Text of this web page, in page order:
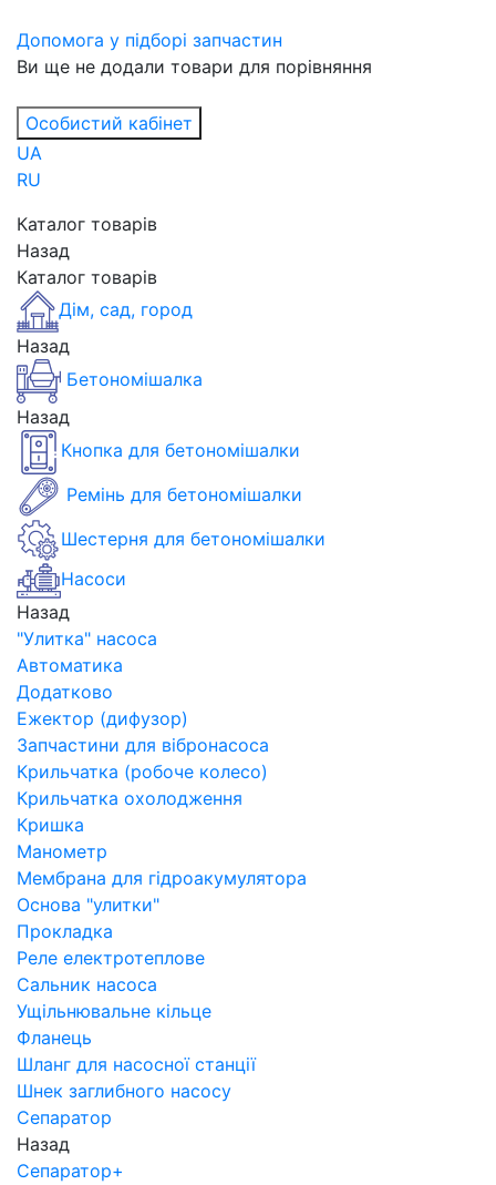
Допомога у підборі запчастин
Ви ще не додали товари для порівняння
Особистий кабінет
UA
RU
Каталог товарів
Назад
Каталог товарів
Дім, сад, город
Назад
Бетономішалка
Назад
Кнопка для бетономішалки
Ремінь для бетономішалки
Шестерня для бетономішалки
Насоси
Назад
"Улитка" насоса
Автоматика
Додатково
Ежектор (дифузор)
Запчастини для вібронасоса
Крильчатка (робоче колесо)
Крильчатка охолодження
Кришка
Манометр
Мембрана для гідроакумулятора
Основа "улитки"
Прокладка
Реле електротеплове
Сальник насоса
Ущільнювальне кільце
Фланець
Шланг для насосної станції
Шнек заглибного насосу
Сепаратор
Назад
Сепаратор+